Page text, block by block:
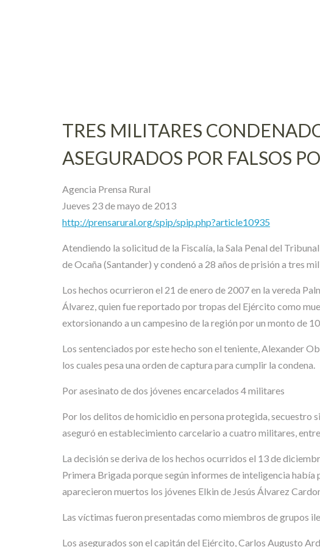
TRES MILITARES
ASEGURADOS POR FALSOS
Agencia Prensa Rural
Jueves 23 de mayo de 2013
http://prensarural.org/spip/spip.php?article10935
Atendiendo la solicitud de la Fiscalía, la Sala Penal del
de Ocaña (Santander) y condenó a 28 años de prisión a tres
Los hechos ocurrieron el 21 de enero de 2007 en la vereda
Álvarez, quien fue reportado por tropas del Ejército como
extorsionando a un campesino de la región por un monto de
Los sentenciados por este hecho son el teniente, Alexander
los cuales pesa una orden de captura para cumplir la condena.
Por asesinato de dos jóvenes encarcelados 4 militares
Por los delitos de homicidio en persona protegida, secuestro
aseguró en establecimiento carcelario a cuatro militares,
La decisión se deriva de los hechos ocurridos el 13 de
Primera Brigada porque según informes de inteligencia había
aparecieron muertos los jóvenes Elkin de Jesús Álvarez
Las víctimas fueron presentadas como miembros de grupos
Los asegurados son el capitán del Ejército, Carlos Augusto